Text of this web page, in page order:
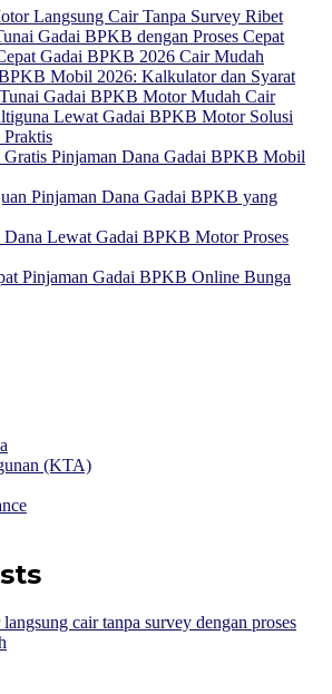
Langsung Cair Tanpa Survey Ribet
Gadai BPKB dengan Proses Cepat
Gadai BPKB 2026 Cair Mudah
Mobil 2026: Kalkulator dan Syarat
Gadai BPKB Motor Mudah Cair
Lewat Gadai BPKB Motor Solusi
Praktis
Pinjaman Dana Gadai BPKB Mobil
Pinjaman Dana Gadai BPKB yang
Dana Lewat Gadai BPKB Motor Proses
Pinjaman Gadai BPKB Online Bunga
(KTA)